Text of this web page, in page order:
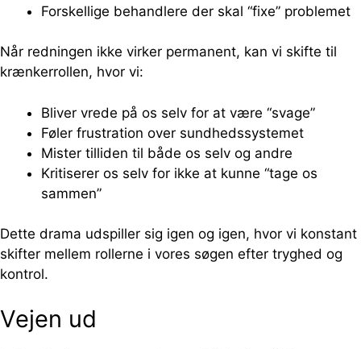
Forskellige behandlere der skal “fixe” problemet
Når redningen ikke virker permanent, kan vi skifte til
krænkerrollen, hvor vi:
Bliver vrede på os selv for at være “svage”
Føler frustration over sundhedssystemet
Mister tilliden til både os selv og andre
Kritiserer os selv for ikke at kunne “tage os
sammen”
Dette drama udspiller sig igen og igen, hvor vi konstant
skifter mellem rollerne i vores søgen efter tryghed og
kontrol.
Vejen ud